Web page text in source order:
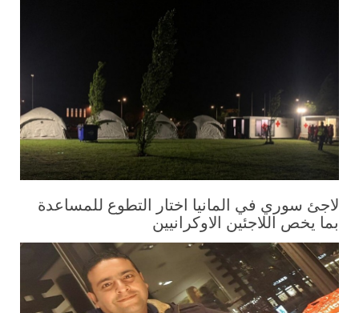
لاجئ سوري في المانيا اختار التطوع للمساعدة
بما يخص اللاجئين الاوكرانيين